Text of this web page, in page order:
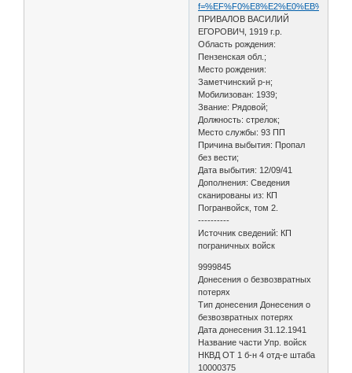
ПРИВАЛОВ ВАСИЛИЙ
ЕГОРОВИЧ, 1919 г.р.
Область рождения:
Пензенская обл.;
Место рождения:
Заметчинский р-н;
Мобилизован: 1939;
Звание: Рядовой;
Должность: стрелок;
Место службы: 93 ПП
Причина выбытия: Пропал
без вести;
Дата выбытия: 12/09/41
Дополнения: Сведения
сканированы из: КП
Погранвойск, том 2.
----------
Источник сведений: КП
пограничных войск
9999845
Донесения о безвозвратных
потерях
Тип донесения Донесения о
безвозвратных потерях
Дата донесения 31.12.1941
Название части Упр. войск
НКВД ОТ 1 б-н 4 отд-е штаба
10000375